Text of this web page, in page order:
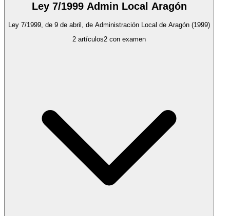
Ley 7/1999 Admin Local Aragón
Ley 7/1999, de 9 de abril, de Administración Local de Aragón (1999)
2 artículos2 con examen